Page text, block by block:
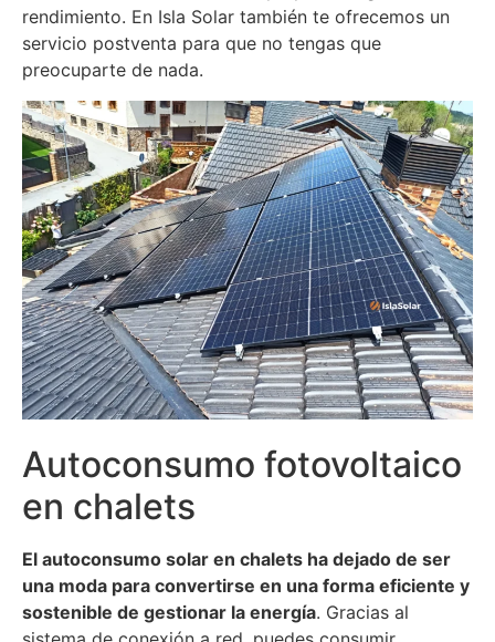
rendimiento. En Isla Solar también te ofrecemos un
servicio postventa para que no tengas que
preocuparte de nada.
Autoconsumo fotovoltaico
en chalets
El autoconsumo solar en chalets ha dejado de ser
una moda para convertirse en una forma eficiente y
sostenible de gestionar la energía. Gracias al